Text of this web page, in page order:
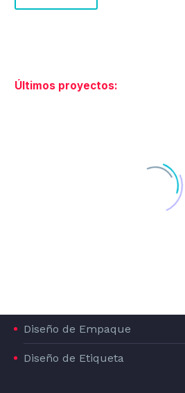
Últimos proyectos:
Diseño de Stands para Ferias
Diseño de Empaque
Diseño de Etiqueta